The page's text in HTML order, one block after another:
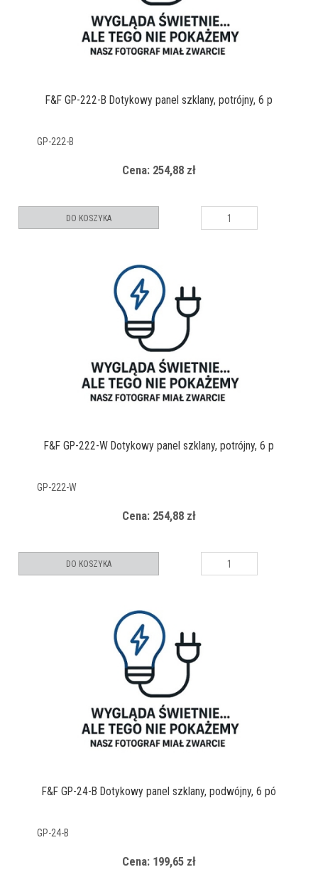
F&F GP-222-B Dotykowy panel szklany, potrójny, 6 p
GP-222-B
Cena: 254,88 zł
DO KOSZYKA
F&F GP-222-W Dotykowy panel szklany, potrójny, 6 p
GP-222-W
Cena: 254,88 zł
DO KOSZYKA
F&F GP-24-B Dotykowy panel szklany, podwójny, 6 pó
GP-24-B
Cena: 199,65 zł